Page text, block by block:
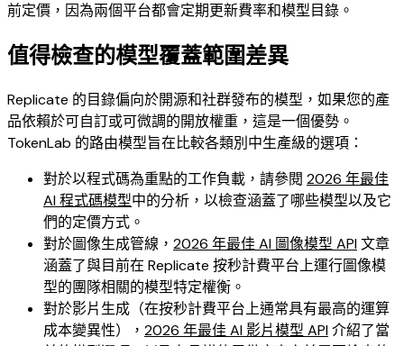
前定價，因為兩個平台都會定期更新費率和模型目錄。
值得檢查的模型覆蓋範圍差異
Replicate 的目錄偏向於開源和社群發布的模型，如果您的產
品依賴於可自訂或可微調的開放權重，這是一個優勢。
TokenLab 的路由模型旨在比較各類別中生產級的選項：
對於以程式碼為重點的工作負載，請參閱 2026 年最佳
AI 程式碼模型中的分析，以檢查涵蓋了哪些模型以及它
們的定價方式。
對於圖像生成管線， 2026 年最佳 AI 圖像模型 API文章
涵蓋了與目前在 Replicate 按秒計費平台上運行圖像模
型的團隊相關的模型特定權衡。
對於影片生成（在按秒計費平台上通常具有最高的運算
成本變異性）， 2026 年最佳 AI 影片模型 API介紹了當